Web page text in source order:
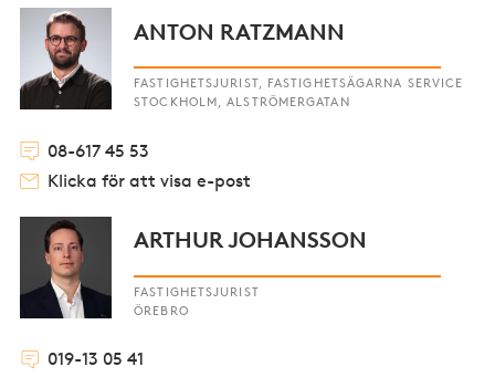
ANTON RATZMANN
FASTIGHETSJURIST, FASTIGHETSÄGARNA SERVICE
STOCKHOLM, ALSTRÖMERGATAN
08-617 45 53
Klicka för att visa e-post
ARTHUR JOHANSSON
FASTIGHETSJURIST
ÖREBRO
019-13 05 41